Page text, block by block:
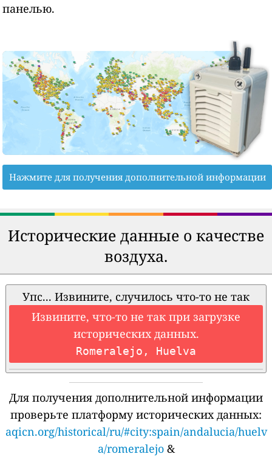
панелью.
Нажмите для получения дополнительной информации
Исторические данные о качестве
воздуха.
Упс... Извините, случилось что-то не так
Извините, что-то не так при загрузке
исторических данных.
Romeralejo, Huelva
Для получения дополнительной информации
проверьте платформу исторических данных:
aqicn.org/historical/ru/#city:spain/andalucia/huelv
a/romeralejo&